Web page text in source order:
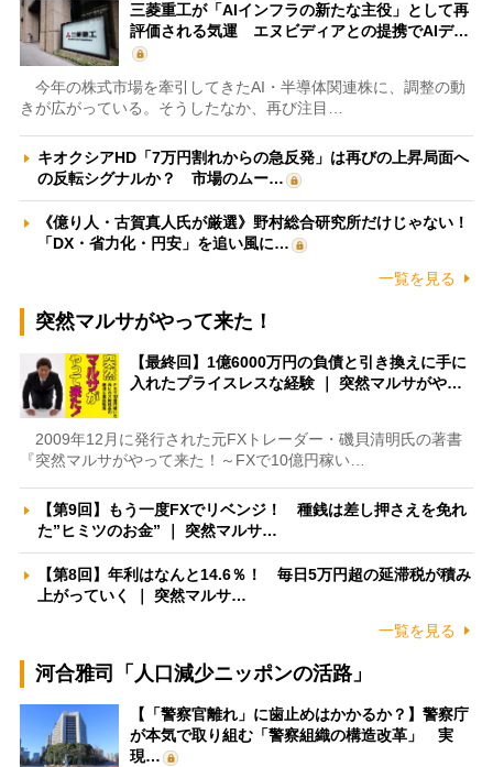
三菱重工が「AIインフラの新たな主役」として再
評価される気運 エヌビディアとの提携でAIデ…
今年の株式市場を牽引してきたAI・半導体関連株に、調整の動
きが広がっている。そうしたなか、再び注目…
キオクシアHD「7万円割れからの急反発」は再びの上昇局面へ
の反転シグナルか？ 市場のムー…
《億り人・古賀真人氏が厳選》野村総合研究所だけじゃない！
「DX・省力化・円安」を追い風に…
一覧を見る
突然マルサがやって来た！
【最終回】1億6000万円の負債と引き換えに手に
入れたプライスレスな経験 ｜ 突然マルサがや…
2009年12月に発行された元FXトレーダー・磯貝清明氏の著書
『突然マルサがやって来た！～FXで10億円稼い…
【第9回】もう一度FXでリベンジ！ 種銭は差し押さえを免れ
た”ヒミツのお金” ｜ 突然マルサ…
【第8回】年利はなんと14.6％！ 毎日5万円超の延滞税が積み
上がっていく ｜ 突然マルサ…
一覧を見る
河合雅司「人口減少ニッポンの活路」
【「警察官離れ」に歯止めはかかるか？】警察庁
が本気で取り組む「警察組織の構造改革」 実
現…